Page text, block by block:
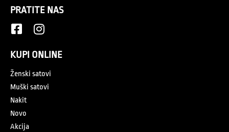
PRATITE NAS
KUPI ONLINE
Ženski satovi
Muški satovi
Nakit
Novo
Akcija